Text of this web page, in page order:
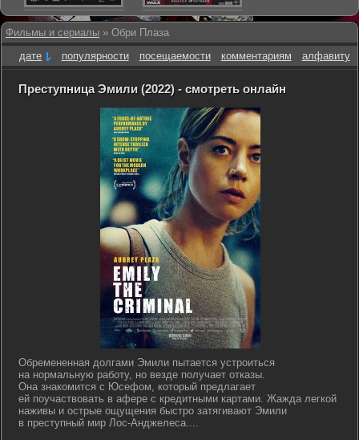
Фильмы и сериалы » Обри Плаза
дате
популярности посещаемости комментариям алфавиту
Преступница Эмили (2022) - смотреть онлайн
Обремененная долгами Эмили пытается устроиться
на нормальную работу, но везде получает отказы.
Она знакомится с Юсефом, который предлагает
ей поучаствовать в афере с кредитными картами. Жажда легкой
наживы и острые ощущения быстро затягивают Эмили
в преступный мир Лос-Анджелеса....